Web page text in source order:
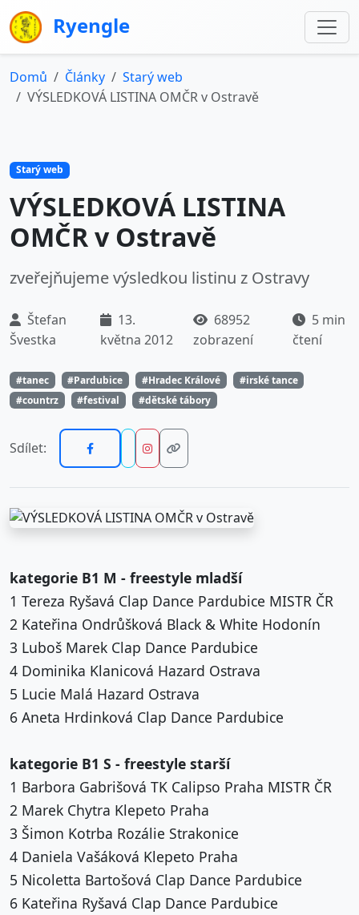
Ryengle
Domů Články
Starý web
VÝSLEDKOVÁ LISTINA OMČR v Ostravě
Starý web
VÝSLEDKOVÁ LISTINA
OMČR v Ostravě
zveřejňujeme výsledkou listinu z Ostravy
Štefan
Švestka
13.
května 2012
68952
zobrazení
5 min
čtení
#tanec #Pardubice #Hradec Králové
#irské tance
#countrz
#festival #dětské tábory
Sdílet:
kategorie B1 M - freestyle mladší
1 Tereza Ryšavá Clap Dance Pardubice MISTR ČR
2 Kateřina Ondrůšková Black & White Hodonín
3 Luboš Marek Clap Dance Pardubice
4 Dominika Klanicová Hazard Ostrava
5 Lucie Malá Hazard Ostrava
6 Aneta Hrdinková Clap Dance Pardubice
kategorie B1 S - freestyle starší
1 Barbora Gabrišová TK Calipso Praha MISTR ČR
2 Marek Chytra Klepeto Praha
3 Šimon Kotrba Rozálie Strakonice
4 Daniela Vašáková Klepeto Praha
5 Nicoletta Bartošová Clap Dance Pardubice
6 Kateřina Ryšavá Clap Dance Pardubice